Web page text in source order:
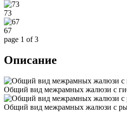
73
67
page 1 of 3
Описание
Общий вид межрамных жалюзи с
Общий вид межрамных жалюзи с